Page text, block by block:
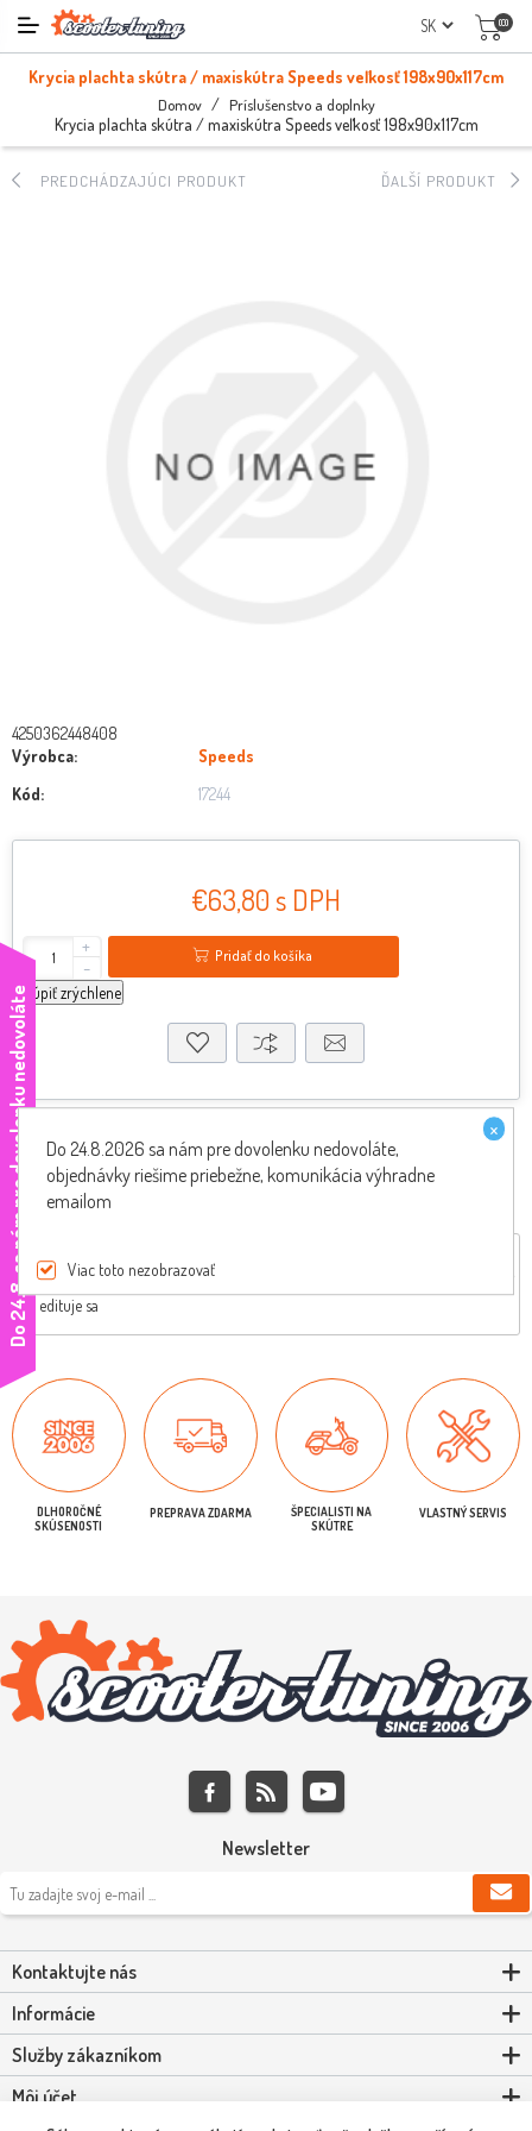
(0)
Krycia plachta skútra / maxiskútra Speeds veľkosť 198x90x117cm
Domov / Príslušenstvo a doplnky
Krycia plachta skútra / maxiskútra Speeds veľkosť 198x90x117cm
PREDCHÁDZAJÚCI PRODUKT ĎALŠÍ PRODUKT
4250362448408
Výrobca:
Speeds
Kód:
17244
€63,80 s DPH
+
-
Pridať do košíka
kúpiť zrýchlene
Akceptujeme
Celkový popis
edituje sa
DLHOROČNÉ
SKÚSENOSTI
PREPRAVA ZDARMA
ŠPECIALISTI NA
SKÚTRE
VLASTNÝ SERVIS
Newsletter
Kontaktujte nás
Informácie
Služby zákazníkom
Môj účet
D
o
2
4
.
8
.
s
a
n
á
m
p
r
e
d
o
v
o
l
e
n
k
u
n
e
d
o
v
o
l
á
t
e ×
Do 24.8.2026 sa nám pre dovolenku nedovoláte,
objednávky riešime priebežne, komunikácia výhradne
emailom
Viac toto nezobrazovať